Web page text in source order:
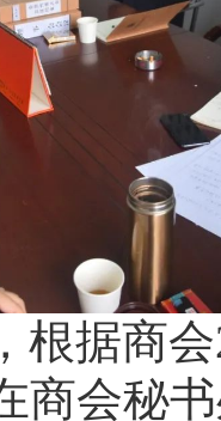
根据商
商会秘